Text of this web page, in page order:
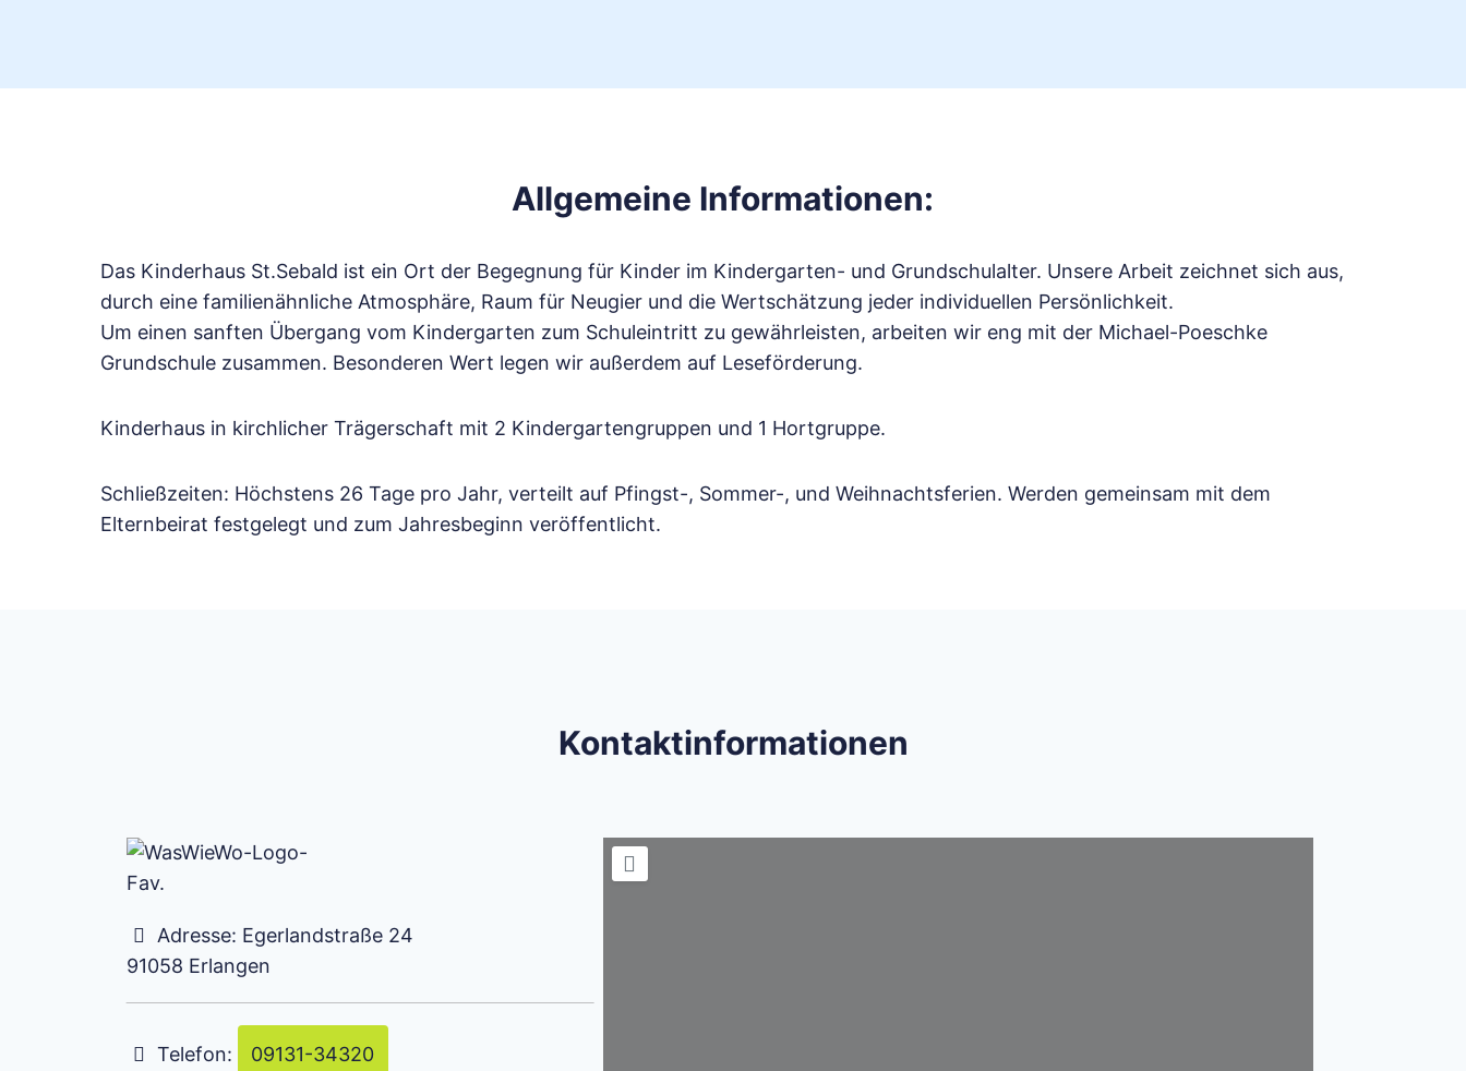
Allgemeine Informationen:
Das Kinderhaus St.Sebald ist ein Ort der Begegnung für Kinder im Kindergarten- und Grundschulalter. Unsere Arbeit zeichnet sich aus,
durch eine familienähnliche Atmosphäre, Raum für Neugier und die Wertschätzung jeder individuellen Persönlichkeit.
Um einen sanften Übergang vom Kindergarten zum Schuleintritt zu gewährleisten, arbeiten wir eng mit der Michael-Poeschke
Grundschule zusammen. Besonderen Wert legen wir außerdem auf Leseförderung.
Kinderhaus in kirchlicher Trägerschaft mit 2 Kindergartengruppen und 1 Hortgruppe.
Schließzeiten: Höchstens 26 Tage pro Jahr, verteilt auf Pfingst-, Sommer-, und Weihnachtsferien. Werden gemeinsam mit dem
Elternbeirat festgelegt und zum Jahresbeginn veröffentlicht.
Kontaktinformationen
Adresse: Egerlandstraße 24
91058 Erlangen
Telefon: 09131-34320